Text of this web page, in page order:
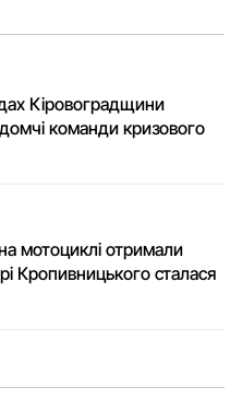
Кіровоградщини
команди кризового
на мотоциклі отримали
Кропивницького сталася